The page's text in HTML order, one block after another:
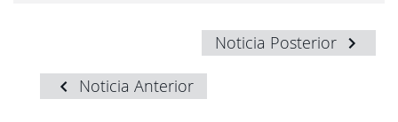
Noticia Posterior
Noticia Anterior